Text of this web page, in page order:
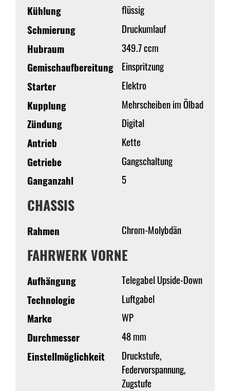
Kühlung
flüssig
Schmierung
Druckumlauf
Hubraum
349.7 ccm
Gemischaufbereitung Einspritzung
Starter
Elektro
Kupplung
Mehrscheiben im Ölbad
Zündung
Digital
Antrieb
Kette
Getriebe
Gangschaltung
Ganganzahl
5
CHASSIS
Rahmen Chrom-Molybdän
FAHRWERK VORNE
Aufhängung
Telegabel Upside-Down
Technologie
Luftgabel
Marke
WP
Durchmesser
48 mm
Einstellmöglichkeit
Druckstufe,
Federvorspannung,
Zugstufe